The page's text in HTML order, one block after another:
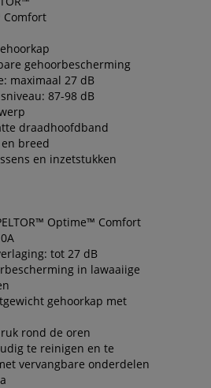
Comfort
gehoorbescherming
maximaal 27 dB
87-98 dB
draadhoofdband
breed
en inzetstukken
Optime™ Comfort
tot 27 dB
in lawaaiige
gehoorkap met
rond de oren
te reinigen en te
vervangbare onderdelen